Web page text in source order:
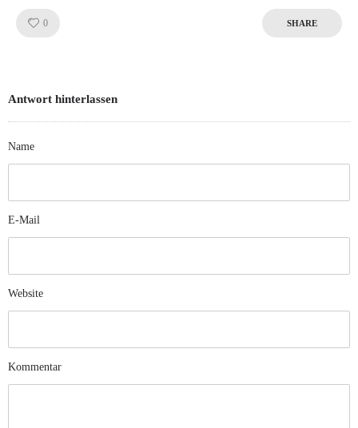
0 SHARE
Antwort hinterlassen
Name
E-Mail
Website
Kommentar